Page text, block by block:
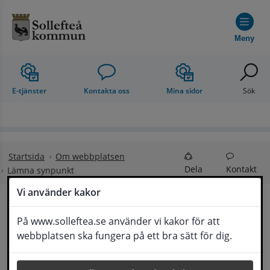
Vi använder kakor
På www.solleftea.se använder vi kakor för att
webbplatsen ska fungera på ett bra sätt för dig.
Meny
E-tjänster Kontakta oss Mina sidor Sök
Startsida
Om webbplatsen
Lämna synpunkt
Dela Kontakt
Lämna synpunkt
Här kan du lämna synpunkter, förslag och